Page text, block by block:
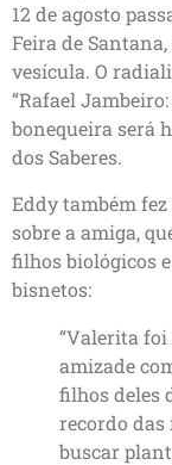
12 de agosto
Feira de
vesícula. O
“Rafael
bonequeira será
dos Saberes.
Eddy também
sobre a amiga,
filhos biológicos
bisnetos:
“Valerita
amizade
filhos deles
recordo das
buscar